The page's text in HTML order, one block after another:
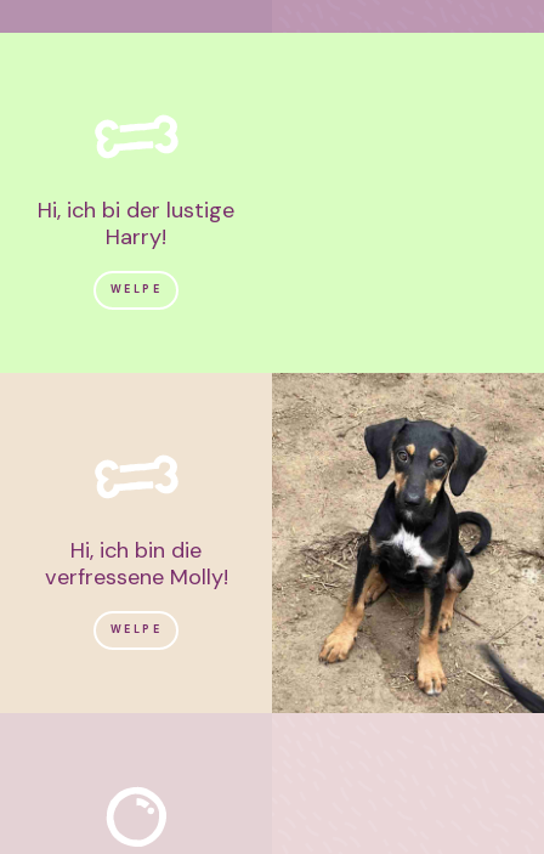
Hi, ich bi der lustige
Harry!
WELPE
Hi, ich bin die
verfressene Molly!
WELPE